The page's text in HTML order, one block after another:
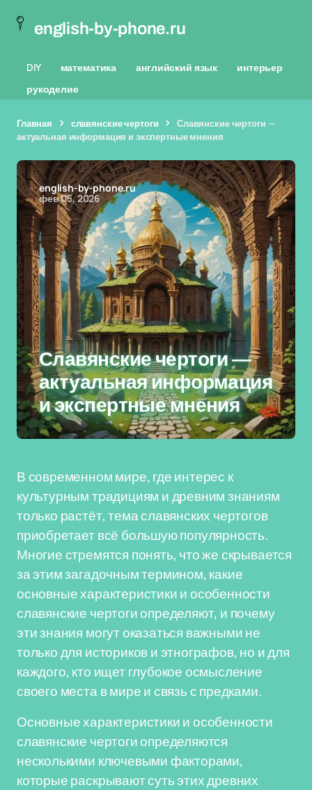
english-by-phone.ru
DIY математика английский язык
интерьер
рукоделие
Главная славянские чертоги
Славянские чертоги —
актуальная информация и экспертные мнения
english-by-phone.ru
фев 05, 2026
Славянские чертоги —
актуальная информация
и экспертные мнения
В современном мире, где интерес к
культурным традициям и древним знаниям
только растёт, тема славянских чертогов
приобретает всё большую популярность.
Многие стремятся понять, что же скрывается
за этим загадочным термином, какие
основные характеристики и особенности
славянские чертоги определяют, и почему
эти знания могут оказаться важными не
только для историков и этнографов, но и для
каждого, кто ищет глубокое осмысление
своего места в мире и связь с предками.
Основные характеристики и особенности
славянские чертоги определяются
несколькими ключевыми факторами,
которые раскрывают суть этих древних